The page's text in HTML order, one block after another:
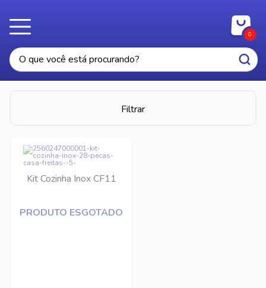
0
Filtrar
Kit Cozinha Inox CF11
PRODUTO ESGOTADO